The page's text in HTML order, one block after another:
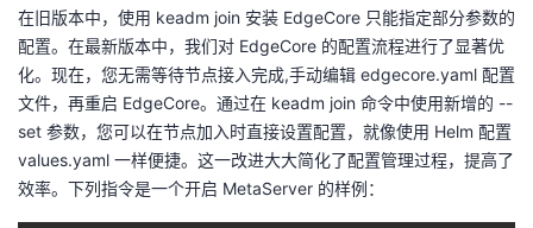
在旧版本中，使用 keadm join 安装 EdgeCore 只能指定部分参数的
配置。在最新版本中，我们对 EdgeCore 的配置流程进行了显著优
化。现在，您无需等待节点接入完成,手动编辑 edgecore.yaml 配置
文件，再重启 EdgeCore。通过在 keadm join 命令中使用新增的 --
set 参数，您可以在节点加入时直接设置配置，就像使用 Helm 配置
values.yaml 一样便捷。这一改进大大简化了配置管理过程，提高了
效率。下列指令是一个开启 MetaServer 的样例：